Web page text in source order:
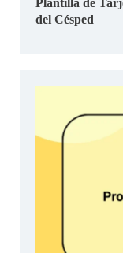
Plantilla de
del Césped